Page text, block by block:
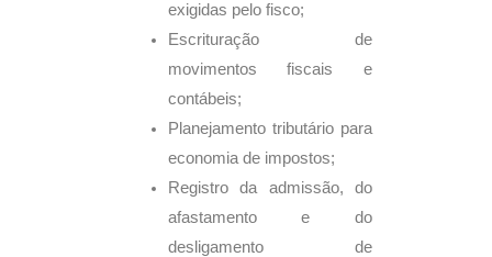
exigidas pelo fisco;
Escrituração de
movimentos fiscais e
contábeis;
Planejamento tributário para
economia de impostos;
Registro da admissão, do
afastamento e do
desligamento de